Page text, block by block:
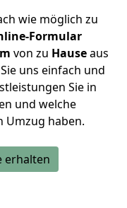
wie möglich zu
Formular
von zu Hauseaus
uns einfach und
Sie in
und welche
Umzug haben.
erhalten